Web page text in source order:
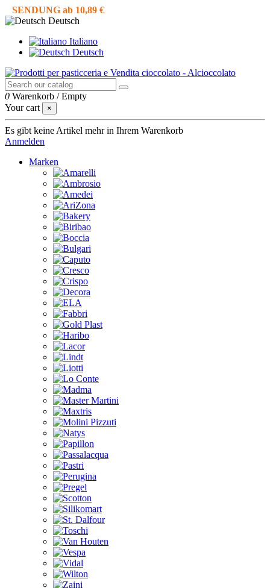
SENDUNG ab 10,89 €
Deutsch
Italiano
Deutsch
0 Warenkorb /Empty
Your cart
×
Es gibt keine Artikel mehr in Ihrem Warenkorb
Anmelden
Marken